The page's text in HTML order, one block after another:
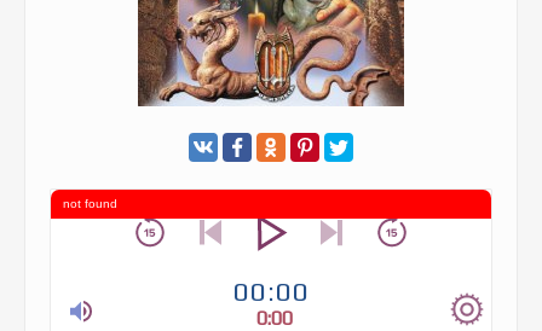
00:00
0:00
not found